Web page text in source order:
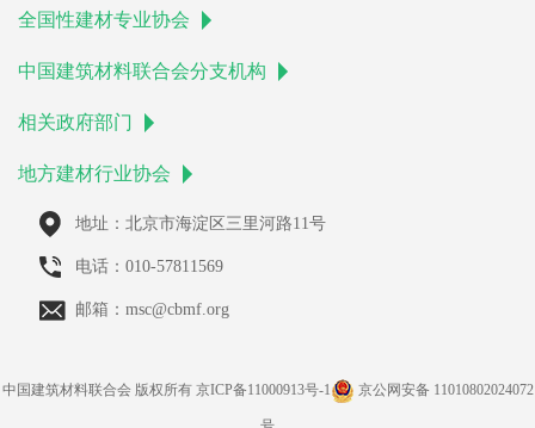
全国性建材专业协会
中国建筑材料联合会分支机构
相关政府部门
地方建材行业协会
地址：北京市海淀区三里河路11号
电话：010-57811569
邮箱：msc@cbmf.org
中国建筑材料联合会 版权所有 京ICP备11000913号-1 京公网安备 11010802024072